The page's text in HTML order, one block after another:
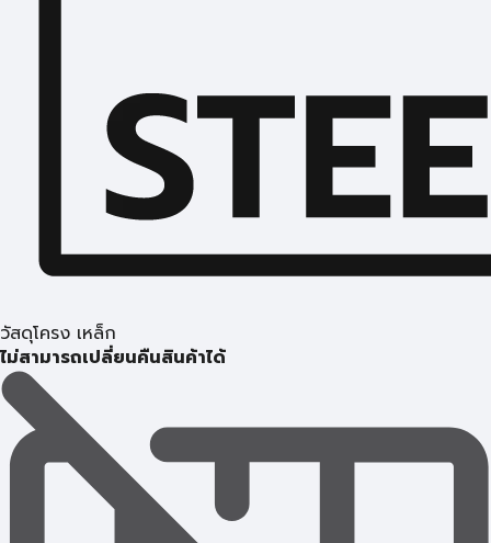
วัสดุโครง เหล็ก
ไม่สามารถเปลี่ยนคืนสินค้าได้